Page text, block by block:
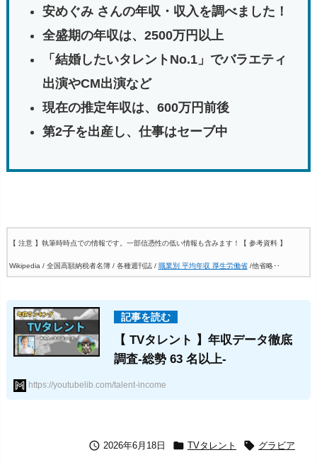
安めぐみ さんの年収・収入を調べました！
全盛期の年収は、2500万円以上
「結婚したいタレントNo.1」でバラエティ
出演やCM出演など
現在の推定年収は、600万円前後
第2子を出産し、仕事はセーブ中
【 注意 】執筆時時点での情報です。一部信憑性の低い情報も含みます！ 【 参考資料 】
Wikipedia / 全国高額納税者名簿 / 各種週刊誌 / 職業別 平均年収 厚生労働省/他省略‥
【 TVタレント 】年収データ徹底
調査-総勢 63 名以上-
https://youtubelib.com/talent-income
 2026年6月18日  TVタレント  グラビア